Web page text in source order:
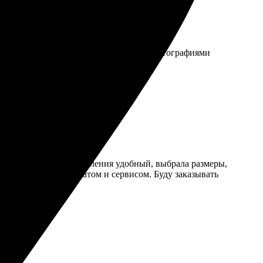
неделю уже получила конверт с фотографиями
Процесс оформления удобный, выбрала размеры,
результатом и сервисом. Буду заказывать